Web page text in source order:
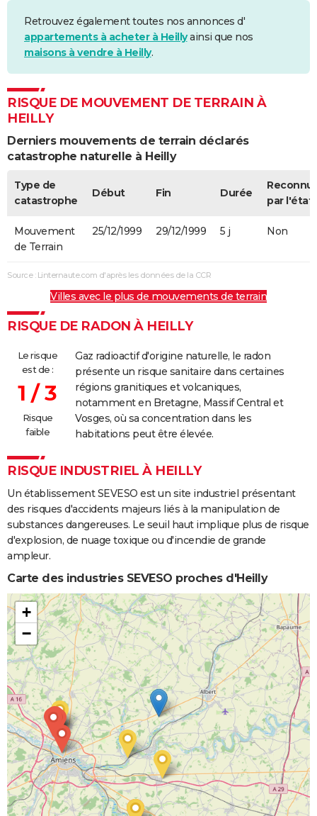
Retrouvez également toutes nos annonces d'
appartements à acheter à Heillyainsi que nos
maisons à vendre à Heilly.
RISQUE DE MOUVEMENT DE TERRAIN À
HEILLY
Derniers mouvements de terrain déclarés
catastrophe naturelle à Heilly
Type de
catastrophe
Début Fin Durée
par l'état
Mouvement
de Terrain
25/12/1999 29/12/1999 5 j Non
Source : Linternaute.com d'après les données de la CCR
Villes avec le plus de mouvements de terrain
RISQUE DE RADON À HEILLY
Le risque
est de :
1 / 3
Risque
faible
Gaz radioactif d'origine naturelle, le radon
présente un risque sanitaire dans certaines
régions granitiques et volcaniques,
notamment en Bretagne, Massif Central et
Vosges, où sa concentration dans les
habitations peut être élevée.
RISQUE INDUSTRIEL À HEILLY
Un établissement SEVESO est un site industriel présentant
des risques d'accidents majeurs liés à la manipulation de
substances dangereuses. Le seuil haut implique plus de risque
d'explosion, de nuage toxique ou d'incendie de grande
ampleur.
Carte des industries SEVESO proches d'Heilly
+
−